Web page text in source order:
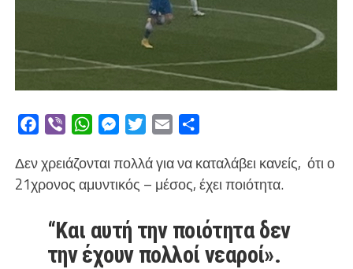
Facebook
Viber WhatsAppMessengerTwitterEmail
Δεν χρειάζονται πολλά για να καταλάβει κανείς, ότι ο
21χρονος αμυντικός – μέσος, έχει ποιότητα.
“Και αυτή την ποιότητα δεν
την έχουν πολλοί νεαροί».